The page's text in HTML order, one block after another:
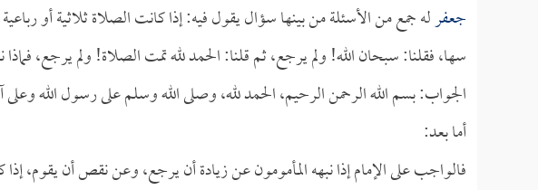
جعفرله جمع من الأسئلة من بينها سؤال يقول فيه: إذا كانت الصلاة ثلاثية أو
سها، فقلنا: سبحان الله! ولم يرجع، ثم قلنا: الحمد لله تمت الصلاة! ولم يرجع،
الجواب: بسم الله الرحمن الرحيم، الحمد لله، وصلى الله وسلم على رسول الله
أما بعد:
فالواجب على الإمام إذا نبهه المأمومون عن زيادة أن يرجع، وعن نقص أن يقوم، إذا